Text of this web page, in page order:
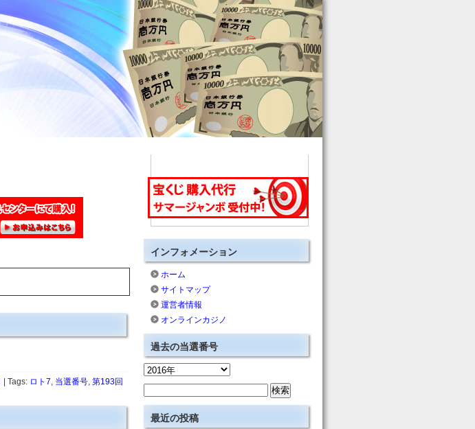
| Tags: ロト7, 当選番号, 第193回
インフォメーション
ホーム
サイトマップ
運営者情報
オンラインカジノ
過去の当選番号
最近の投稿